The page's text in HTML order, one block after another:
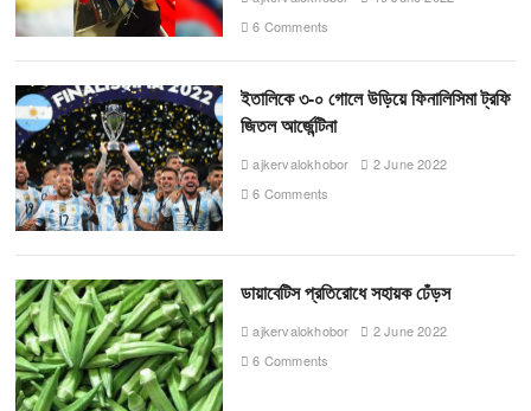
6 Comments
ইতালিকে ৩-০ গোলে উড়িয়ে ফিনালিসিমা ট্রফি
জিতল আর্জেন্টিনা
ajkervalokhobor
2 June 2022
6 Comments
ডায়াবেটিস প্রতিরোধে সহায়ক ঢেঁড়স
ajkervalokhobor
2 June 2022
6 Comments